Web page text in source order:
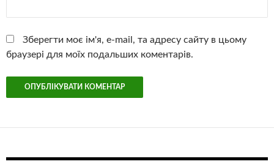
Зберегти моє ім'я, e-mail, та адресу сайту в цьому
браузері для моїх подальших коментарів.